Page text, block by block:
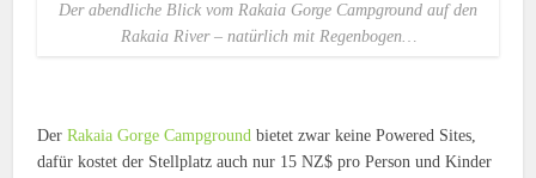
Der abendliche Blick vom Rakaia Gorge Campground auf den
Rakaia River – natürlich mit Regenbogen…
DerRakaia Gorge Campground bietet zwar keine Powered Sites,
dafür kostet der Stellplatz auch nur 15 NZ$ pro Person und Kinder